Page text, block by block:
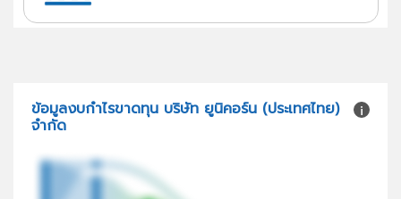
ข้อมูลงบกำไรขาดทุน บริษัท ยูนิคอร์น (ประเทศไทย)
จำกัด